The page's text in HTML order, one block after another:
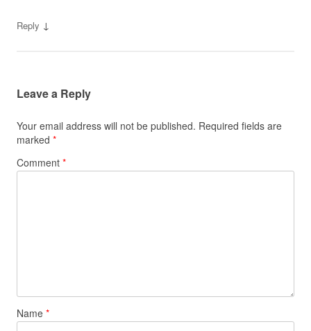
Reply ↓
Leave a Reply
Your email address will not be published. Required fields are
marked *
Comment *
Name *